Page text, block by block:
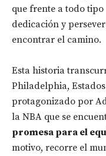
que frente a todo
dedicación y
encontrar el camino.
Esta historia
Philadelphia,
protagonizado por
la NBA que se
promesa para el
motivo, recorre el